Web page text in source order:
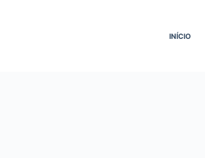
INÍCIO